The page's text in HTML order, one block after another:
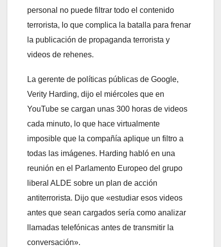
personal no puede filtrar todo el contenido
terrorista, lo que complica la batalla para frenar
la publicación de propaganda terrorista y
videos de rehenes.
La gerente de políticas públicas de Google,
Verity Harding, dijo el miércoles que en
YouTube se cargan unas 300 horas de videos
cada minuto, lo que hace virtualmente
imposible que la compañía aplique un filtro a
todas las imágenes. Harding habló en una
reunión en el Parlamento Europeo del grupo
liberal ALDE sobre un plan de acción
antiterrorista. Dijo que «estudiar esos videos
antes que sean cargados sería como analizar
llamadas telefónicas antes de transmitir la
conversación».